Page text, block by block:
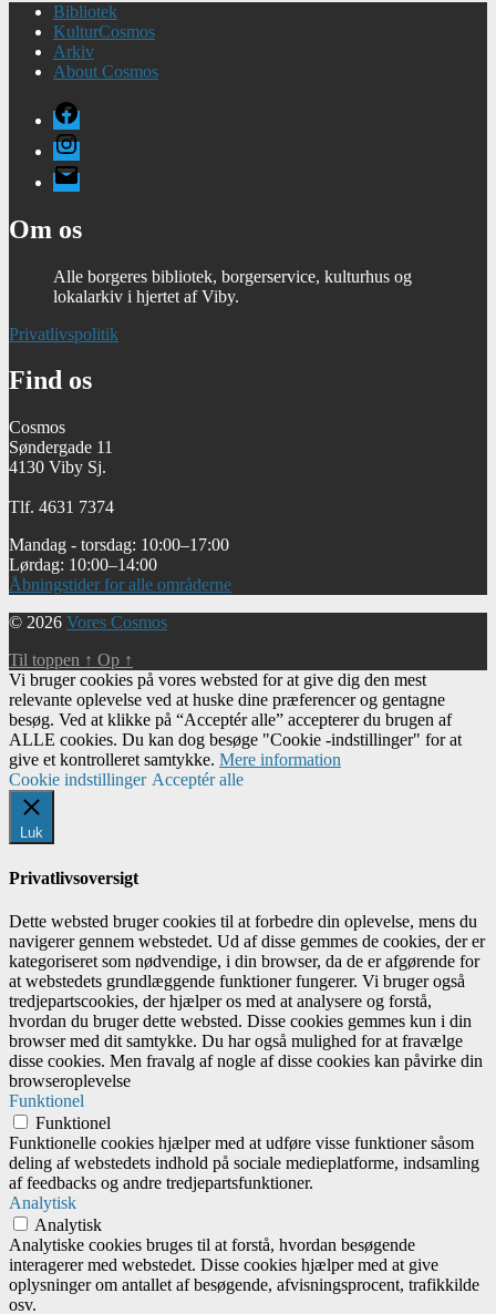
Bibliotek
KulturCosmos
Arkiv
About Cosmos
Facebook
Instagram
E-
mail
Om os
Alle borgeres bibliotek, borgerservice, kulturhus og
lokalarkiv i hjertet af Viby.
Privatlivspolitik
Find os
Cosmos
Søndergade 11
4130 Viby Sj.
Tlf. 4631 7374
Mandag - torsdag: 10:00–17:00
Lørdag: 10:00–14:00
Åbningstider for alle områderne
© 2026 Vores Cosmos
Til toppen ↑ Op ↑
Vi bruger cookies på vores websted for at give dig den mest
relevante oplevelse ved at huske dine præferencer og gentagne
besøg. Ved at klikke på “Acceptér alle” accepterer du brugen af ​​
ALLE cookies. Du kan dog besøge "Cookie -indstillinger" for at
give et kontrolleret samtykke. Mere information
Cookie indstillinger Acceptér alle
Luk
Privatlivsoversigt
Dette websted bruger cookies til at forbedre din oplevelse, mens du
navigerer gennem webstedet. Ud af disse gemmes de cookies, der er
kategoriseret som nødvendige, i din browser, da de er afgørende for
at webstedets grundlæggende funktioner fungerer. Vi bruger også
tredjepartscookies, der hjælper os med at analysere og forstå,
hvordan du bruger dette websted. Disse cookies gemmes kun i din
browser med dit samtykke. Du har også mulighed for at fravælge
disse cookies. Men fravalg af nogle af disse cookies kan påvirke din
browseroplevelse
Funktionel
Funktionel
Funktionelle cookies hjælper med at udføre visse funktioner såsom
deling af webstedets indhold på sociale medieplatforme, indsamling
af feedbacks og andre tredjepartsfunktioner.
Analytisk
Analytisk
Analytiske cookies bruges til at forstå, hvordan besøgende
interagerer med webstedet. Disse cookies hjælper med at give
oplysninger om antallet af besøgende, afvisningsprocent, trafikkilde
osv.